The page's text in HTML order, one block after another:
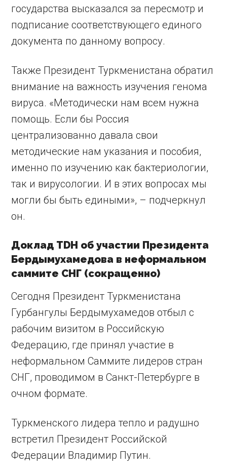
государства высказался за пересмотр и
подписание соответствующего единого
документа по данному вопросу.
Также Президент Туркменистана обратил
внимание на важность изучения генома
вируса. «Методически нам всем нужна
помощь. Если бы Россия
централизованно давала свои
методические нам указания и пособия,
именно по изучению как бактериологии,
так и вирусологии. И в этих вопросах мы
могли бы быть едиными», – подчеркнул
он.
Доклад TDH об участии Президента
Бердымухамедова в неформальном
саммите СНГ (сокращенно)
Сегодня Президент Туркменистана
Гурбангулы Бердымухамедов отбыл с
рабочим визитом в Российскую
Федерацию, где принял участие в
неформальном Саммите лидеров стран
СНГ, проводимом в Санкт-Петербурге в
очном формате.
Туркменского лидера тепло и радушно
встретил Президент Российской
Федерации Владимир Путин.